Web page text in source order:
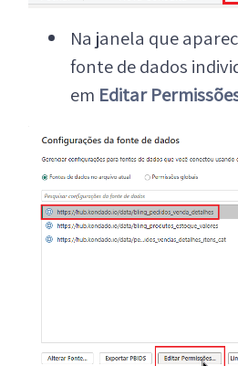
Na janela que
fonte de dados
em Editar